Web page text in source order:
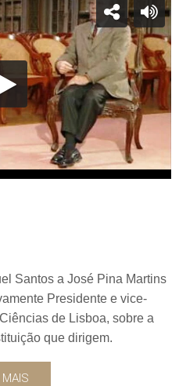
Santos a José Pina Martins
Presidente e vice-
de Lisboa, sobre a
que dirigem.
MAIS